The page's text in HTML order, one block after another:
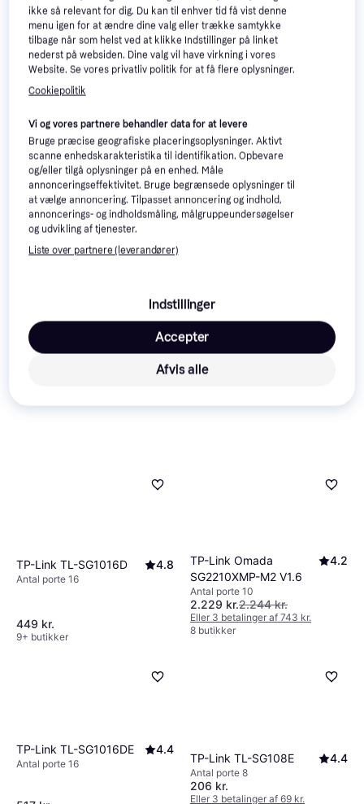
TP-Link TL-SG105E
147 kr.
9+ butikker
84 kr.88 kr.
Eller 3 betalinger af 28 kr.
9+ butikker
TP-Link TL-SG1016D 4.8
Antal porte 16
449 kr.
9+ butikker
TP-Link Omada
SG2210XMP-M2 V1.6
4.2
Antal porte 10
2.229 kr.2.244 kr.
Eller 3 betalinger af 743 kr.
8 butikker
TP-Link TL-SG1016DE 4.4
Antal porte 16 TP-Link TL-SG108E 4.4
Antal porte 8
206 kr.
Eller 3 betalinger af 69 kr.
ikke så relevant for dig. Du kan til enhver tid få vist denne
menu igen for at ændre dine valg eller trække samtykke
tilbage når som helst ved at klikke Indstillinger på linket
nederst på websiden. Dine valg vil have virkning i vores
Website. Se vores privatliv politik for at få flere oplysninger.
Cookiepolitik
Vi og vores partnere behandler data for at levere
Bruge præcise geografiske placeringsoplysninger. Aktivt
scanne enhedskarakteristika til identifikation. Opbevare
og/eller tilgå oplysninger på en enhed. Måle
annonceringseffektivitet. Bruge begrænsede oplysninger til
at vælge annoncering. Tilpasset annoncering og indhold,
annoncerings- og indholdsmåling, målgruppeundersøgelser
og udvikling af tjenester.
Liste over partnere (leverandører)
Indstillinger
Afvis alle
Accepter